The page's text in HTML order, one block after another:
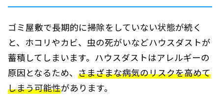
ゴミ屋敷で長期的に掃除をしていない状態が続く
と、ホコリやカビ、虫の死がいなどハウスダストが
蓄積してしまいます。ハウスダストはアレルギーの
原因となるため、 さまざまな病気のリスクを高めて
しまう可能性があります。